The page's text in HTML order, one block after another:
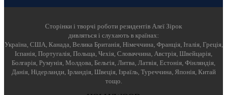
Cторінки і творчі роботи резидентів Алеї Зірок
дивляться і слухають в країнах:
Україна, США, Канада, Велика Британія, Німеччина, Франція, Італія, Греція,
Іспанія, Португалія, Польща, Чехія, Словаччина, Австрія, Швейцарія,
Болгарія, Румунія, Молдова, Бельгія, Литва, Латвія, Естонія, Фінляндія,
Данія, Нідерланди, Ірландія, Швеція, Ізраїль, Туреччина, Японія, Китай
тощо.